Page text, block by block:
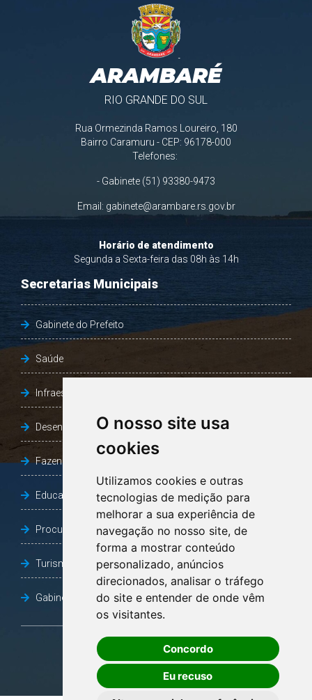
O nosso site usa
cookies
Utilizamos cookies e outras
tecnologias de medição para
melhorar a sua experiência de
navegação no nosso site, de
forma a mostrar conteúdo
personalizado, anúncios
direcionados, analisar o tráfego
do site e entender de onde vêm
os visitantes.
Concordo
Eu recuso
ARAMBARÉ
RIO GRANDE DO SUL
Rua Ormezinda Ramos Loureiro, 180
Bairro Caramuru - CEP: 96178-000
Telefones:
- Gabinete (51) 93380-9473
Email: gabinete@arambare.rs.gov.br
Horário de atendimento
Segunda a Sexta-feira das 08h às 14h
Secretarias Municipais
Gabinete do Prefeito
Saúde
Infraestrutura, Agricultura e Meio Ambiente
Desenvolvimento Social
Fazenda e Desenvolvimento Econômico
Educação
Procuradoria Geral do Município
Turismo, Desporto e Cultura
Gabinete Vice-Prefeito
OUVIDORIA